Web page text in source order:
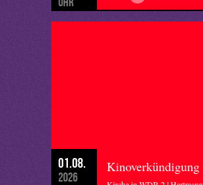
01.08.
2026
Kinoverkündigung